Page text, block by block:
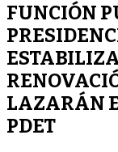
FUNCIÓN
LAZARÁN
PDET